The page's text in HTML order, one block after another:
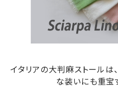
イタリアの大判麻ストールは
な装いにも重宝